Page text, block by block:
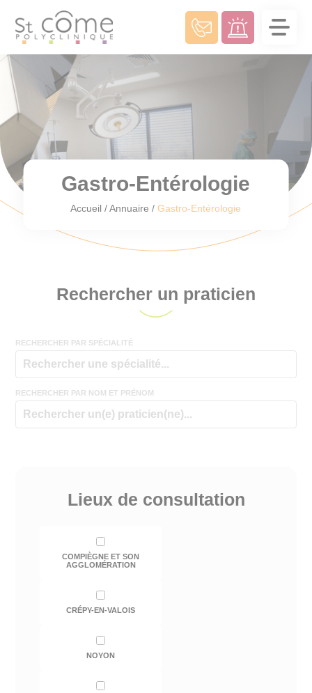
Gastro-Entérologie
Accueil /Annuaire /Gastro-Entérologie
Rechercher un praticien
RECHERCHER PAR SPÉCIALITÉ
RECHERCHER PAR NOM ET PRÉNOM
Lieux de consultation
COMPIÈGNE ET SON
AGGLOMÉRATION
CRÉPY-EN-VALOIS
NOYON